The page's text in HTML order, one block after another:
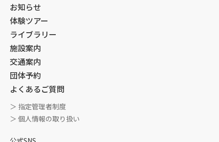
お知らせ
体験ツアー
ライブラリー
施設案内
交通案内
団体予約
よくあるご質問
＞ 指定管理者制度
＞ 個人情報の取り扱い